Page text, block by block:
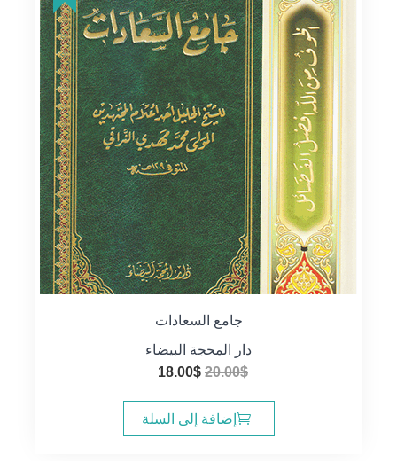
جامع السعادات
دار المحجة البيضاء
20.00$
السعر
هو:
20.00$.
18.00$
هو:
18.00$.
إضافة إلى السلة